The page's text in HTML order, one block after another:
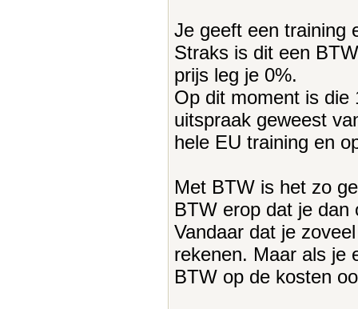
Je geeft een training
Straks is dit een
prijs leg je 0%.
Op dit moment is die
uitspraak geweest
hele EU training en
Met BTW is het zo
BTW erop dat je
Vandaar dat je
rekenen. Maar als je
BTW op de kosten